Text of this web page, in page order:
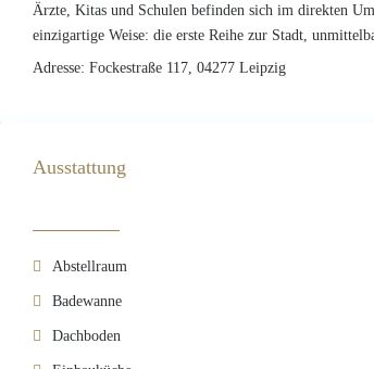
Ärzte, Kitas und Schulen befinden sich im direkten
einzigartige Weise: die erste Reihe zur Stadt,
Adresse: Fockestraße 117, 04277 Leipzig
Ausstattung
────────
Abstellraum
Badewanne
Dachboden